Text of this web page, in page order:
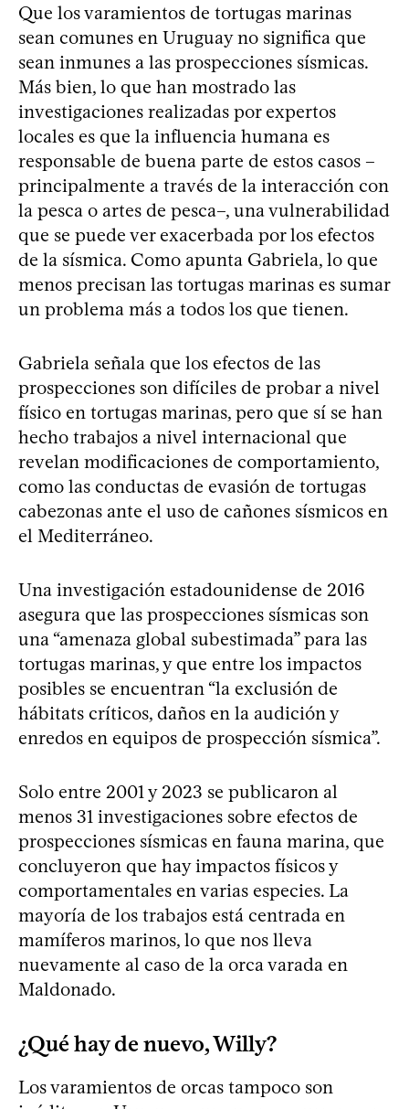
Que los varamientos de tortugas marinas
sean comunes en Uruguay no significa que
sean inmunes a las prospecciones sísmicas.
Más bien, lo que han mostrado las
investigaciones realizadas por expertos
locales es que la influencia humana es
responsable de buena parte de estos casos –
principalmente a través de la interacción con
la pesca o artes de pesca–, una vulnerabilidad
que se puede ver exacerbada por los efectos
de la sísmica. Como apunta Gabriela, lo que
menos precisan las tortugas marinas es sumar
un problema más a todos los que tienen.
Gabriela señala que los efectos de las
prospecciones son difíciles de probar a nivel
físico en tortugas marinas, pero que sí se han
hecho trabajos a nivel internacional que
revelan modificaciones de comportamiento,
como las conductas de evasión de tortugas
cabezonas ante el uso de cañones sísmicos en
el Mediterráneo.
Una investigación estadounidense de 2016
asegura que las prospecciones sísmicas son
una “amenaza global subestimada” para las
tortugas marinas, y que entre los impactos
posibles se encuentran “la exclusión de
hábitats críticos, daños en la audición y
enredos en equipos de prospección sísmica”.
Solo entre 2001 y 2023 se publicaron al
menos 31 investigaciones sobre efectos de
prospecciones sísmicas en fauna marina, que
concluyeron que hay impactos físicos y
comportamentales en varias especies. La
mayoría de los trabajos está centrada en
mamíferos marinos, lo que nos lleva
nuevamente al caso de la orca varada en
Maldonado.
¿Qué hay de nuevo, Willy?
Los varamientos de orcas tampoco son